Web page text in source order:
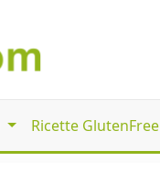
Ricette GlutenFree